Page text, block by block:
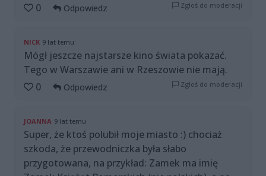
0
Odpowiedz Zgłoś do moderacji
NICK 9 lat temu
Mógł jeszcze najstarsze kino świata pokazać.
Tego w Warszawie ani w Rzeszowie nie mają.
0
Odpowiedz Zgłoś do moderacji
JOANNA 9 lat temu
Super, że ktoś polubił moje miasto :) chociaż
szkoda, że przewodniczka była słabo
przygotowana, na przykład: Zamek ma imię